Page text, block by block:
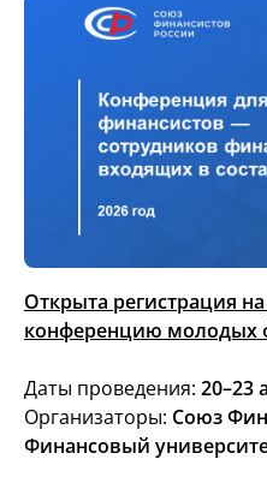
Открыта регистрация
конференцию молодых
Даты проведения: 20–23
Организаторы: Союз
Финансовый